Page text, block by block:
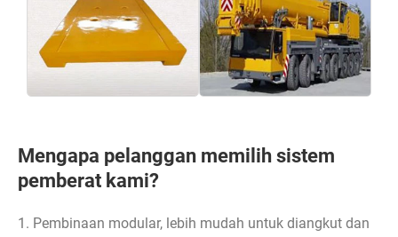
Mengapa pelanggan memilih sistem
pemberat kami?
1. Pembinaan modular, lebih mudah untuk diangkut dan